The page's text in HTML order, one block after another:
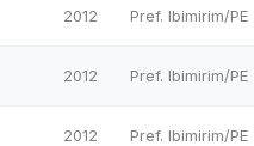
2012 Pref. Ibimirim/PE
2012 Pref. Ibimirim/PE
2012 Pref. Ibimirim/PE